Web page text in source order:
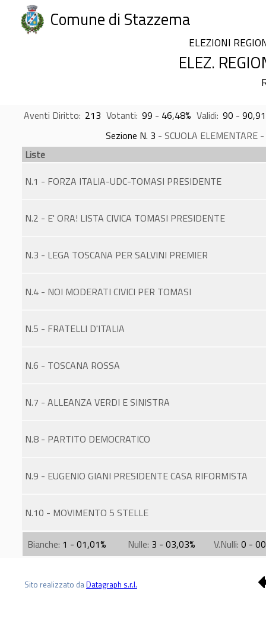
Comune di Stazzema
ELEZIONI
ELEZ.
Aventi Diritto: 213 Votanti: 99 - 46,48% Validi: 90 -
Sezione N. 3 - SCUOLA
Liste
N.1 - FORZA ITALIA-UDC-TOMASI PRESIDENTE
N.2 - E' ORA! LISTA CIVICA TOMASI PRESIDENTE
N.3 - LEGA TOSCANA PER SALVINI PREMIER
N.4 - NOI MODERATI CIVICI PER TOMASI
N.5 - FRATELLI D'ITALIA
N.6 - TOSCANA ROSSA
N.7 - ALLEANZA VERDI E SINISTRA
N.8 - PARTITO DEMOCRATICO
N.9 - EUGENIO GIANI PRESIDENTE CASA RIFORMISTA
N.10 - MOVIMENTO 5 STELLE
Bianche: 1 - 01,01% Nulle: 3 - 03,03% V.Nulli: 0 -
Sito realizzato daDatagraph s.r.l.